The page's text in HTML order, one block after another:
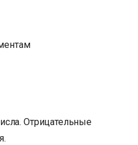
Отрицательные